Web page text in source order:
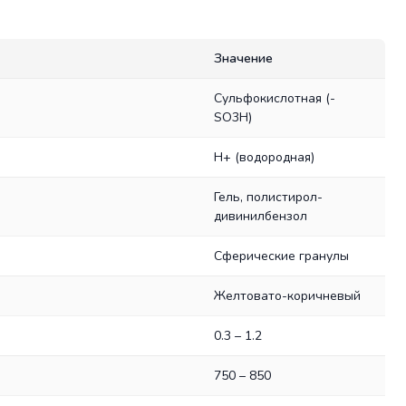
Значение
Сульфокислотная (-
SO3H)
H+ (водородная)
Гель, полистирол-
дивинилбензол
Сферические гранулы
Желтовато-коричневый
0.3 – 1.2
750 – 850